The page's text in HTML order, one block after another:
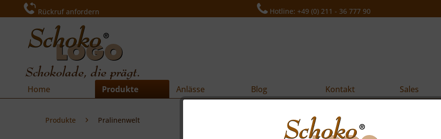
Rückruf anfordern Hotline: +49 (0) 211 - 36 777 90
Schokolade, die prägt.
Home Produkte Anlässe Blog Kontakt Sales
Produkte Pralinenwelt